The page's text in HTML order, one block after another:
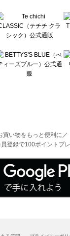
買い物をもっと便利に／
登録で100ポイントプレ